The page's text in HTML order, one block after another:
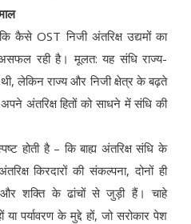
OST निजी अंतरिक्ष उद्यमों का
रही है। मूलत: यह संधि राज्य-
लेकिन राज्य और निजी क्षेत्र के बढ़ते
अंतरिक्ष हितों को साधने में संधि की
होती है – कि बाह्य अंतरिक्ष संधि के
किरदारों की संकल्पना, दोनों ही
और शक्ति के ढांचों से जुड़ी हैं। चाहे
पर्यावरण के मुद्दे हों, जो सरोकार पेश